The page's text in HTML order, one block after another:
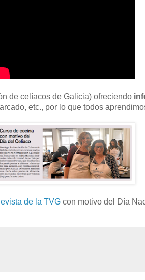
de celíacos de Galicia) ofreciendo
etc., por lo que todos
de la TVG con motivo del Día